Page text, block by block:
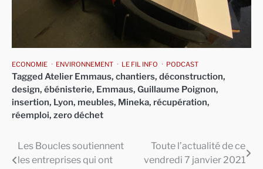
ECONOMIE ENVIRONNEMENT LE FIL INFO PODCAST
Tagged Atelier Emmaus, chantiers, déconstruction,
design, ébénisterie, Emmaus, Guillaume Poignon,
insertion, Lyon, meubles, Mineka, récupération,
réemploi, zero déchet
Navigation
Les Boucles soutiennent
les entreprises qui ont
Toute l’actualité de ce
vendredi 7 janvier 2021